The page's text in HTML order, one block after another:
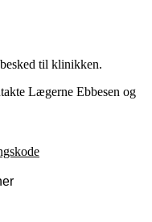
til klinikken.
Lægerne Ebbesen og